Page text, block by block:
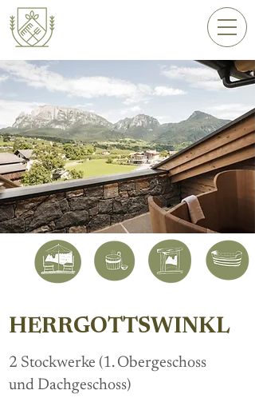
HERRGOTTSWINKL
2 Stockwerke (1. Obergeschoss
und Dachgeschoss)